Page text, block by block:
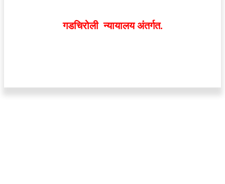
गडचिरोली न्यायालय अंतर्गत.